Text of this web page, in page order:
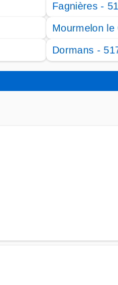
Fagnières -
Mourmelon
Dormans -